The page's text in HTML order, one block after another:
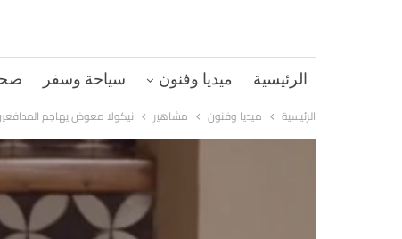
الرئيسية ميديا وفنون سياحة وسفر
الرئيسية
ميديا وفنون مشاهير نيكولا معوض يهاجم